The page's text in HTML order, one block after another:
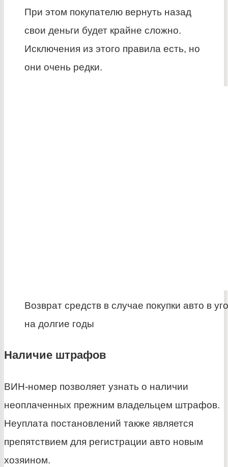
При этом покупателю вернуть назад
свои деньги будет крайне сложно.
Исключения из этого правила есть, но
они очень редки.
Возврат средств в случае покупки авто в
на долгие годы
Наличие штрафов
ВИН-номер позволяет узнать о наличии
неоплаченных прежним владельцем штрафов.
Неуплата постановлений также является
препятствием для регистрации авто новым
хозяином.